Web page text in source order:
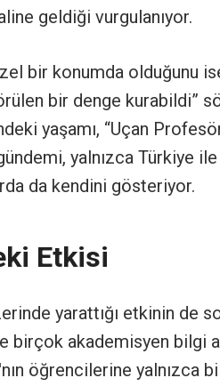
geldiği vurgulanıyor.
bir konumda olduğunu
bir denge kurabildi”
yaşamı, “Uçan
yalnızca Türkiye ile
da kendini gösteriyor.
Etkisi
yarattığı etkinin de
birçok akademisyen bilgi
öğrencilerine yalnızca